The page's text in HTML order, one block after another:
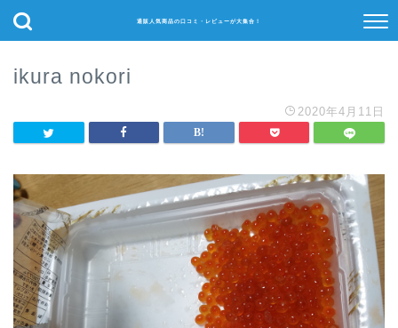
通販人気商品の口コミ・レビューが大集合！
ikura nokori
2020年4月11日